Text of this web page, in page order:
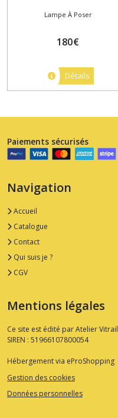
Lampe À Poser
180€
Détails
Paiements sécurisés
Navigation
Accueil
Catalogue
Contact
Qui suis je ?
CGV
Mentions légales
Ce site est édité par Atelier
SIREN : 51966107800054
Hébergement via eProShopping
Gestion des cookies
Données personnelles